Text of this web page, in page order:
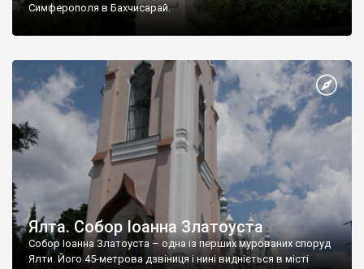
Симферополя в Бахчисарай.
Ялта. Собор Іоанна Златоуста
Собор Іоанна Златоуста – одна із перших мурованих споруд
Ялти. Його 45-метрова дзвіниця і нині видніється в місті